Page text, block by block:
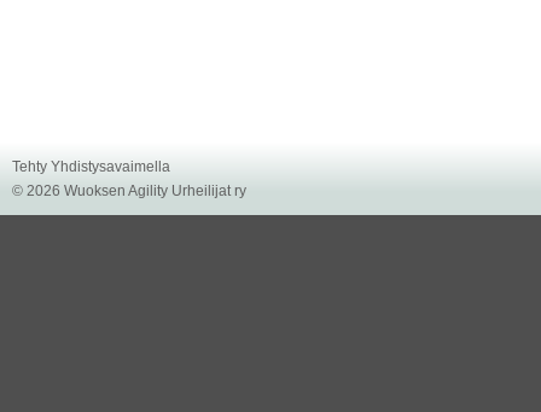
Tehty Yhdistysavaimella
© 2026 Wuoksen Agility Urheilijat ry